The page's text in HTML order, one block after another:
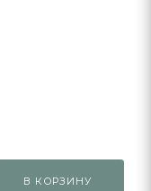
В КОРЗИНУ